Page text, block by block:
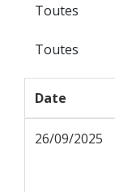
Toutes
Toutes
Date
26/09/2025